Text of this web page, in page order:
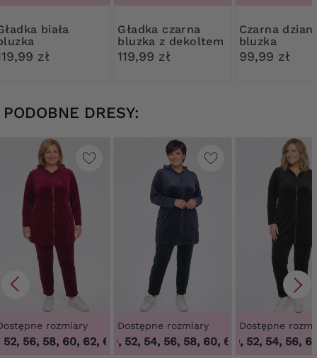
zł
Gładka czarna
bluzka z dekoltem
V
119,99 zł
Czarna dzianinowa
bluzka
99,99 zł
PODOBNE DRESY:
rozmiary
56, 58, 60, 62, 64 ,48, 50, 52, 56, 58, 60, 62, 64
Dostępne rozmiary
48, 50, 52, 54, 56, 58, 60, 62 ,48, 50, 52,
Dostępne
48, 50, 52, 54, 56,